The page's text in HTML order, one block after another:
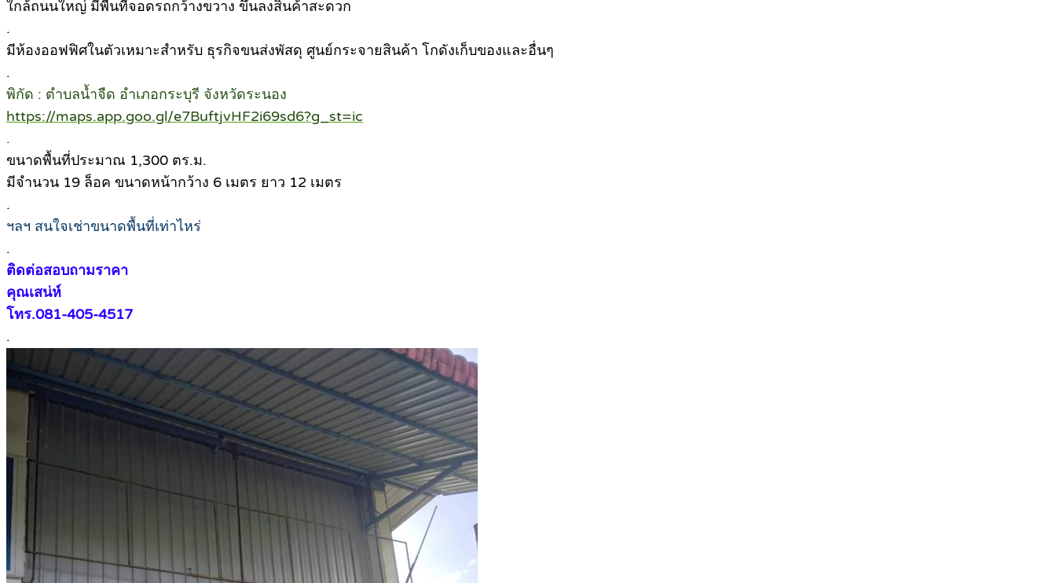
ใกล้ถนนใหญ่ มีพื้นที่จอดรถกว้างขวาง ขึ้นลงสินค้าสะดวก
.
มีห้องออฟฟิศในตัวเหมาะสำหรับ ธุรกิจขนส่งพัสดุ ศูนย์กระจายสินค้า โกดังเก็บของและอื่นๆ
.
พิกัด : ตำบลน้ำจืด อำเภอกระบุรี จังหวัดระนอง
https://maps.app.goo.gl/e7BuftjvHF2i69sd6?g_st=ic
.
ขนาดพื้นที่ประมาณ 1,300 ตร.ม.
มีจำนวน 19 ล็อค ขนาดหน้ากว้าง 6 เมตร ยาว 12 เมตร
.
ฯลฯ สนใจเช่าขนาดพื้นที่เท่าไหร่
.
ติดต่อสอบถามราคา
คุณเสน่ห์
โทร.081-405-4517
.